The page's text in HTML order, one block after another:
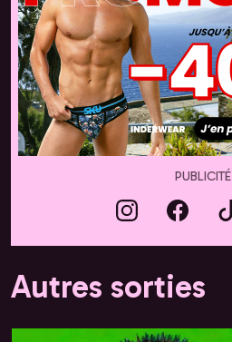
PUBLICITÉ
Autres sorties